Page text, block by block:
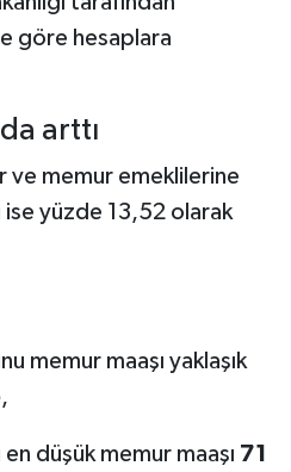
göre hesaplara
arttı
ve memur emeklilerine
ise yüzde 13,52 olarak
memur maaşı yaklaşık
,
düşük memur maaşı 71